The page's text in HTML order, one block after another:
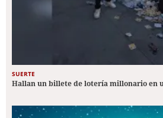
SUERTE
Hallan un billete de lotería millonario en